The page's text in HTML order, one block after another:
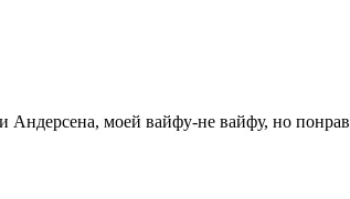
Андерсена, моей вайфу-не вайфу, но